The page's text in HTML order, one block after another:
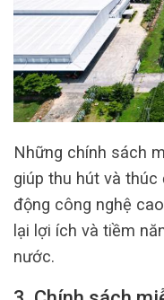
Những chính sách
giúp thu hút và
động công nghệ
lại lợi ích và tiềm
nước.